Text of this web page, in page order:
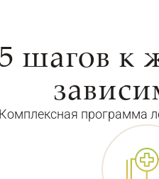
шагов к
Комплексная программа